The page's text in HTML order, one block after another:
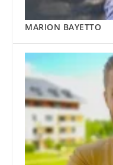
MARION BAYETTO